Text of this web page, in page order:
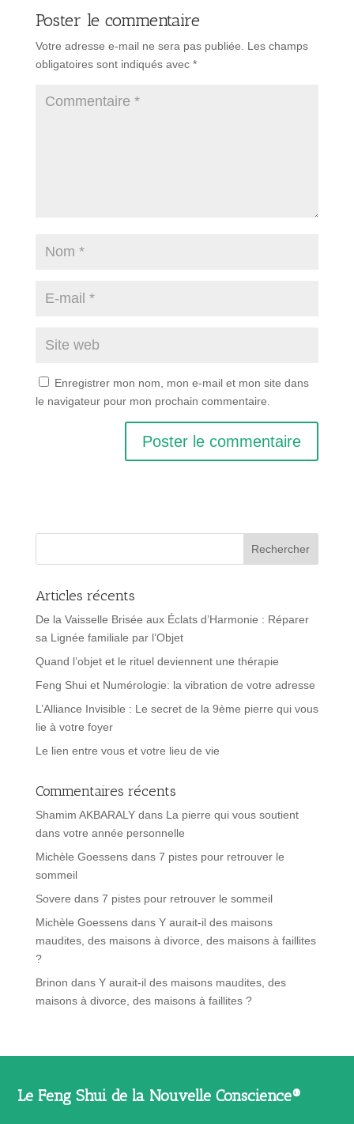
Poster le commentaire
Votre adresse e-mail ne sera pas publiée.
Les champs
obligatoires sont indiqués avec *
Enregistrer mon nom, mon e-mail et mon site dans
le navigateur pour mon prochain commentaire.
Articles récents
De la Vaisselle Brisée aux Éclats d’Harmonie : Réparer
sa Lignée familiale par l’Objet
Quand l’objet et le rituel deviennent une thérapie
Feng Shui et Numérologie: la vibration de votre adresse
L’Alliance Invisible : Le secret de la 9ème pierre qui vous
lie à votre foyer
Le lien entre vous et votre lieu de vie
Commentaires récents
Shamim AKBARALYdans La pierre qui vous soutient
dans votre année personnelle
Michèle Goessensdans 7 pistes pour retrouver le
sommeil
Sovere dans 7 pistes pour retrouver le sommeil
Michèle Goessensdans Y aurait-il des maisons
maudites, des maisons à divorce, des maisons à faillites
?
Brinon dans Y aurait-il des maisons maudites, des
maisons à divorce, des maisons à faillites ?
Le Feng Shui de la Nouvelle Conscience®